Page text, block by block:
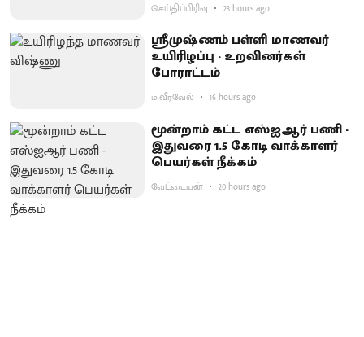
செய்திப்பிரிவு 23 hours ago
ஸ்ரீமுஷ்ணம் பள்ளி மாணவர்
உயிரிழப்பு - உறவினர்கள்
போராட்டம்
ம.வீரவேல் 16 hours ago
மூன்றாம் கட்ட எஸ்ஐஆர் பணி -
இதுவரை 1.5 கோடி வாக்காளர்
பெயர்கள் நீக்கம்
வேட்டையன் 20 hours ago